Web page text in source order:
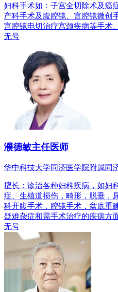
妇科手术如：子宫全切除术及癌
产科手术及腹腔镜、宫腔镜微创
宫腔镜电切治疗宫颈疾病等手术。
无号
濮德敏主任医师
华中科技大学同济医学院附属同
擅长：诊治各种妇科疾病，如妇
症、生殖道损伤，畸形，脱垂，
科开腹手术，腔镜手术，盆底重
疑难杂症和需手术治疗的疾病方
无号